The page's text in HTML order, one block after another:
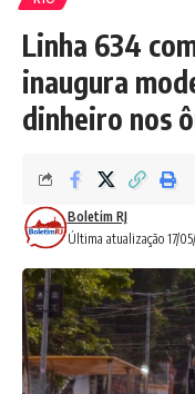
Linha 634
inaugura
dinheiro nos
Última atualização 17/
Boletim RJ